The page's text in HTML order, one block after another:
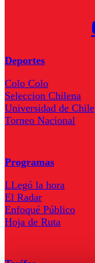
Deportes
Colo Colo
Seleccion Chilena
Universidad de Chile
Torneo Nacional
Programas
LLegó la hora
El Radar
Enfoqué Público
Hoja de Ruta